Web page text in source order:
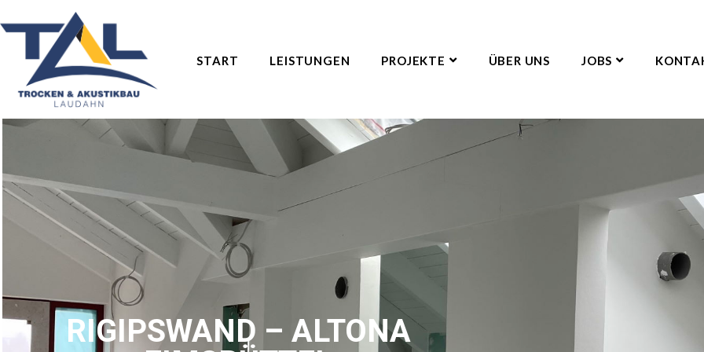
START LEISTUNGEN PROJEKTE ÜBER UNS JOBS
RIGIPSWAND – ALTONA